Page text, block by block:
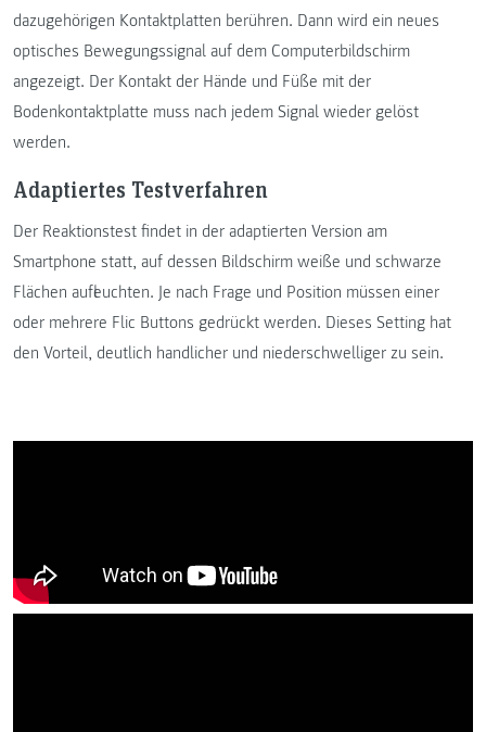
dazugehörigen Kontaktplatten berühren. Dann wird ein neues
optisches Bewegungssignal auf dem Computerbildschirm
angezeigt. Der Kontakt der Hände und Füße mit der
Bodenkontaktplatte muss nach jedem Signal wieder gelöst
werden.
Adaptiertes Testverfahren
Der Reaktionstest findet in der adaptierten Version am
Smartphone statt, auf dessen Bildschirm weiße und schwarze
Flächen aufleuchten. Je nach Frage und Position müssen einer
oder mehrere Flic Buttons gedrückt werden. Dieses Setting hat
den Vorteil, deutlich handlicher und niederschwelliger zu sein.